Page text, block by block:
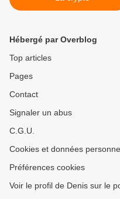
Hébergé par Overblog
Top articles
Pages
Contact
Signaler un abus
C.G.U.
Cookies et données
Préférences cookies
Voir le profil de Denis sur le